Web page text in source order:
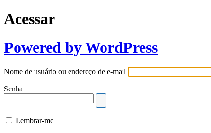
Acessar
Powered by WordPress
Nome de usuário ou endereço de e-mail
Senha
Lembrar-me